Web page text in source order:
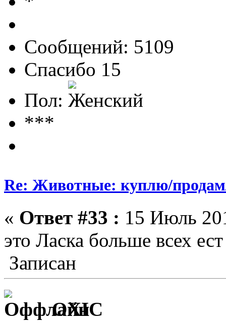
Сообщений: 5109
Спасибо 15
Пол:
***
Re: Животные: куплю/
« Ответ #33 : 15 Июль
это Ласка больше всех
Записан
OXIC